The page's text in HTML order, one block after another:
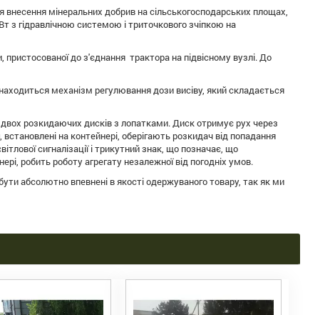
мінеральних добрив на сільськогосподарських площах,
гідравлічною системою і триточкового зчіпкою на
до з'єднання трактора на підвісному вузлі. До
механізм регулювання дози висіву, який складається
розкидаючих дисків з лопатками. Диск отримує рух через
на контейнері, оберігають розкидач від попадання
сигналізації і трикутний знак, що позначає, що
робить роботу агрегату незалежної від погодніх умов.
абсолютно впевнені в якості одержуваного товару, так як ми